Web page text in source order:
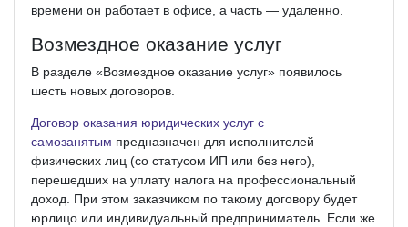
времени он работает в офисе, а часть — удаленно.
Возмездное оказание услуг
В разделе «Возмездное оказание услуг» появилось
шесть новых договоров.
Договор оказания юридических услуг с
самозанятым предназначен для исполнителей —
физических лиц (со статусом ИП или без него),
перешедших на уплату налога на профессиональный
доход. При этом заказчиком по такому договору будет
юрлицо или индивидуальный предприниматель. Если же